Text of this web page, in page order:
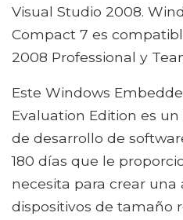
Visual Studio 2008.
Compact 7 es
2008 Professional y
Este Windows
Evaluation Edition es
de desarrollo de
180 días que le
necesita para crear
dispositivos de tamaño